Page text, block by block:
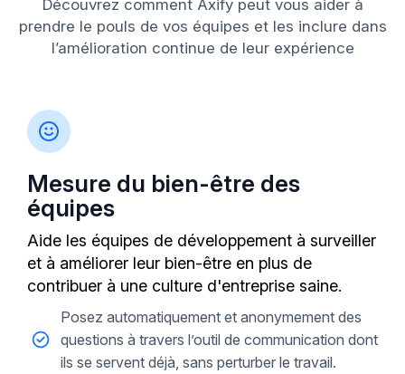
Découvrez comment Axify peut vous aider à
prendre le pouls de vos équipes et les inclure dans
l’amélioration continue de leur expérience
Mesure du bien-être des
équipes
Aide les équipes de développement à surveiller
et à améliorer leur bien-être en plus de
contribuer à une culture d'entreprise saine.
Posez automatiquement et anonymement des
questions à travers l’outil de communication dont
ils se servent déjà, sans perturber le travail.